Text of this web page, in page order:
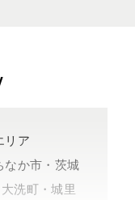
リア
なか市・茨城
洗町・城里